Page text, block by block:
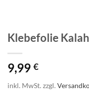
Klebefolie
9,99 €
inkl. MwSt. zzgl.